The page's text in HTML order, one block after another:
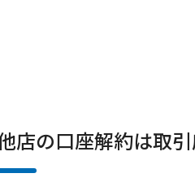
店の口座解約は取